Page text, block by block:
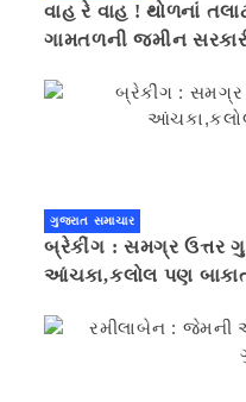
વાહ રે વાહ ! થોળનાં
ગામતળની જમીન
ગુજરાત સમાચાર
બ્રેકીંગ : સમગ્ર ઉત્તર
આંચકા,કલોલ પણ